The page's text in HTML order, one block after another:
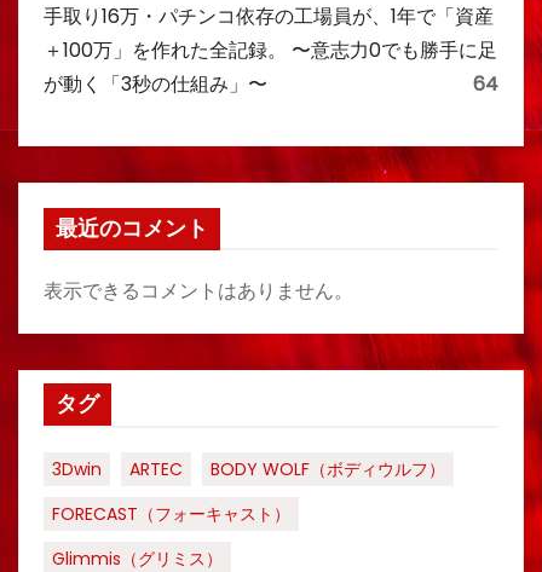
手取り16万・パチンコ依存の工場員が、1年で「資産
＋100万」を作れた全記録。 〜意志力0でも勝手に足
が動く「3秒の仕組み」〜
64
最近のコメント
表示できるコメントはありません。
タグ
3Dwin ARTEC
BODY WOLF（ボディウルフ）
FORECAST（フォーキャスト）
Glimmis（グリミス）